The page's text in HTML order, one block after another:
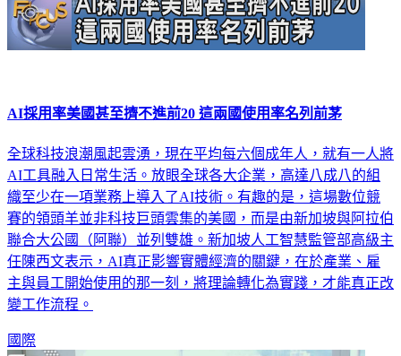
AI採用率美國甚至擠不進前20 這兩國使用率名列前茅
全球科技浪潮風起雲湧，現在平均每六個成年人，就有一人將
AI工具融入日常生活。放眼全球各大企業，高達八成八的組
織至少在一項業務上導入了AI技術。有趣的是，這場數位競
賽的領頭羊並非科技巨頭雲集的美國，而是由新加坡與阿拉伯
聯合大公國（阿聯）並列雙雄。新加坡人工智慧監管部高級主
任陳西文表示，AI真正影響實體經濟的關鍵，在於產業、雇
主與員工開始使用的那一刻，將理論轉化為實踐，才能真正改
變工作流程。
國際